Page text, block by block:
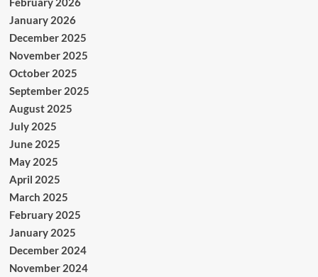
January 2026
December 2025
November 2025
October 2025
September 2025
August 2025
July 2025
June 2025
May 2025
April 2025
March 2025
February 2025
January 2025
December 2024
November 2024